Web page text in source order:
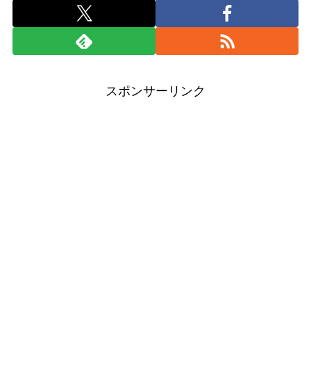
スポンサーリンク